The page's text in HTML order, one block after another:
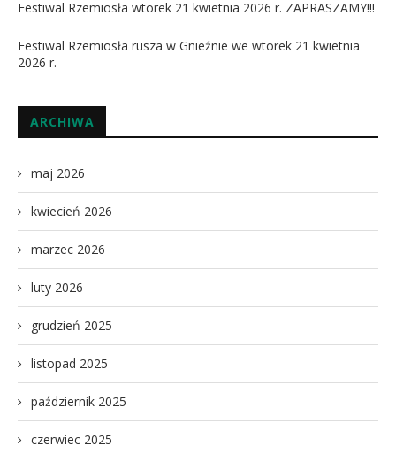
Festiwal Rzemiosła wtorek 21 kwietnia 2026 r. ZAPRASZAMY!!!
Festiwal Rzemiosła rusza w Gnieźnie we wtorek 21 kwietnia
2026 r.
ARCHIWA
maj 2026
kwiecień 2026
marzec 2026
luty 2026
grudzień 2025
listopad 2025
październik 2025
czerwiec 2025